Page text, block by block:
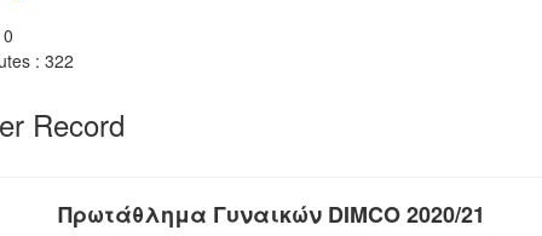
: 322
Record
Πρωτάθλημα Γυναικών DIMCO 2020/21